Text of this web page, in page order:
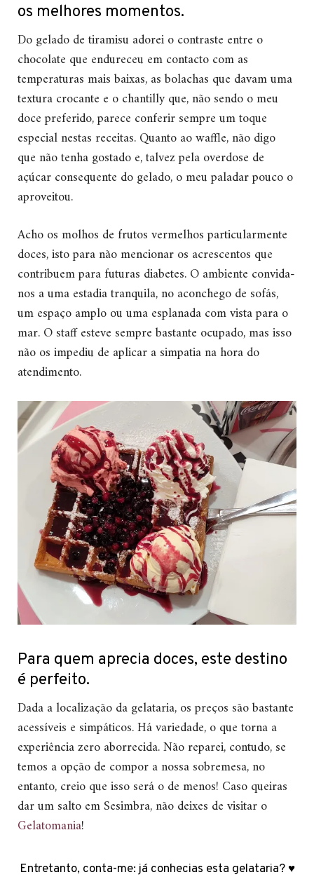
os melhores momentos.
Do gelado de tiramisu adorei o contraste entre o
chocolate que endureceu em contacto com as
temperaturas mais baixas, as bolachas que davam uma
textura crocante e o chantilly que, não sendo o meu
doce preferido, parece conferir sempre um toque
especial nestas receitas. Quanto ao waffle, não digo
que não tenha gostado e, talvez pela overdose de
açúcar consequente do gelado, o meu paladar pouco o
aproveitou.
Acho os molhos de frutos vermelhos particularmente
doces, isto para não mencionar os acrescentos que
contribuem para futuras diabetes. O ambiente convida-
nos a uma estadia tranquila, no aconchego de sofás,
um espaço amplo ou uma esplanada com vista para o
mar. O staff esteve sempre bastante ocupado, mas isso
não os impediu de aplicar a simpatia na hora do
atendimento.
Para quem aprecia doces, este destino
é perfeito.
Dada a localização da gelataria, os preços são bastante
acessíveis e simpáticos. Há variedade, o que torna a
experiência zero aborrecida. Não reparei, contudo, se
temos a opção de compor a nossa sobremesa, no
entanto, creio que isso será o de menos! Caso queiras
dar um salto em Sesimbra, não deixes de visitar o
Gelatomania!
Entretanto, conta-me: já conhecias esta gelataria? ♥